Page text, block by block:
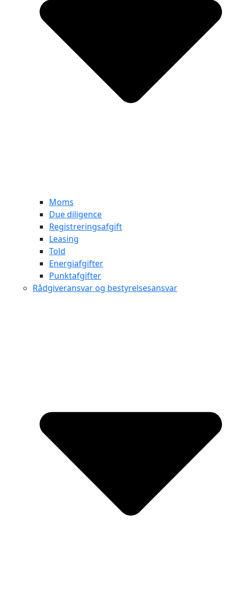
Moms
Due diligence
Registreringsafgift
Leasing
Told
Energiafgifter
Punktafgifter
Rådgiveransvar og bestyrelsesansvar